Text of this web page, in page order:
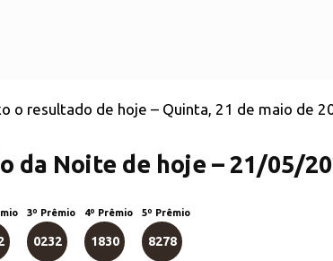
o resultado de hoje – Quinta, 21 de maio de
da Noite de hoje – 21/05/
3º Prêmio
0232
4º Prêmio
1830
5º Prêmio
8278